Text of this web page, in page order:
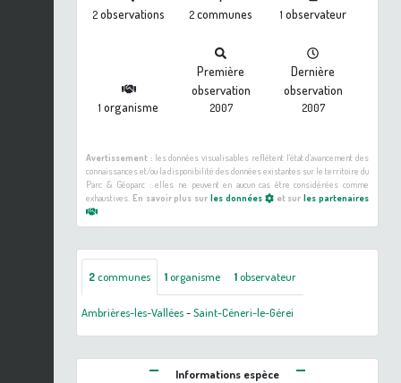
2observations 2communes 1 observateur
1 organisme
Première
observation
2007
Dernière
observation
2007
Avertissement :les données visualisables reflètent l'état d'avancement des
connaissances et/ou la disponibilité des données existantes sur le territoire du
Parc & Géoparc : elles ne peuvent en aucun cas être considérées comme
exhaustives. En savoir plus sur les données et surles partenaires
2communes 1organisme 1observateur
Ambrières-les-Vallées-Saint-Céneri-le-Gérei
Informations espèce